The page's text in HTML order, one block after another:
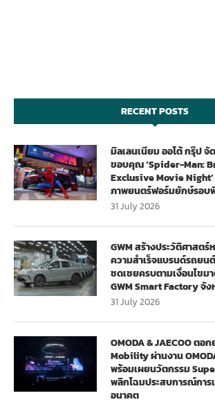
RECENT POSTS
มิลเลนเนียม ออโต้ กรุ๊ป
ขอบคุณ ‘Spider-Man:
Exclusive Movie
ภาพยนตร์ฟอร์มยักษ์รอบ
31 July 2026
GWM สร้างประวัติศาสตร์
ความสำเร็จแบรนด์รถยน
ชดเชยครบตามเงื่อนไขมา
GWM Smart Factory จั
31 July 2026
OMODA & JAECOO ต
Mobility ผ่านงาน
พร้อมเผยนวัตกรรม
พลิกโฉมประสบการณ์การ
อนาคต